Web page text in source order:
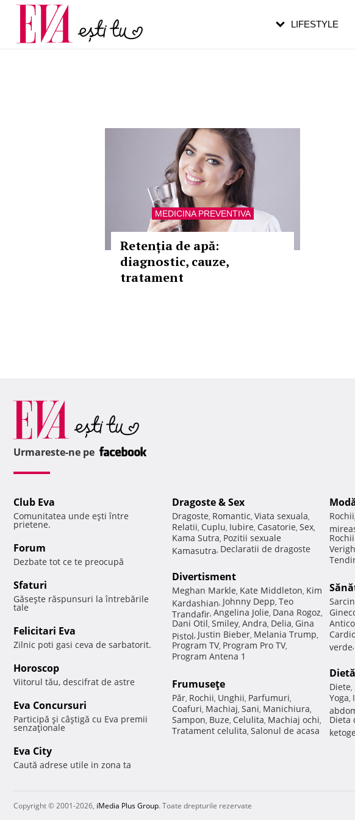
MEDICINA PREVENTIVA
Retenția de apă:
diagnostic, cauze,
tratament
LIFESTYLE
Carieră
Actualitate
pe măsură ce înaintezi în vârstă
Urmareste-ne pe
Club Eva
Comunitatea unde eşti între
prietene.
Forum
Dezbate tot ce te preocupă
Sfaturi
Găseşte răspunsuri la întrebările
tale
Felicitari Eva
Zilnic poti gasi ceva de sarbatorit.
Horoscop
Viitorul tău, descifrat de astre
Eva Concursuri
Participă şi câştigă cu Eva premii
senzaţionale
Eva City
Caută adrese utile in zona ta
Dragoste & Sex
Dragoste, Romantic, Viata sexuala,
Relatii, Cuplu, Iubire, Casatorie, Sex,
Kama Sutra, Pozitii sexuale
Kamasutra, Declaratii de dragoste
Divertisment
Meghan Markle, Kate Middleton, Kim
Kardashian, Johnny Depp, Teo
Trandafir, Angelina Jolie, Dana Rogoz,
Dani Otil, Smiley, Andra, Delia, Gina
Pistol, Justin Bieber, Melania Trump,
Program TV, Program Pro TV,
Program Antena 1
Frumuseţe
Păr, Rochii, Unghii, Parfumuri,
Coafuri, Machiaj, Sani, Manichiura,
Sampon, Buze, Celulita, Machiaj ochi,
Tratament celulita, Salonul de acasa
Rochii,
verde,
Diete,
Yoga,
Dieta
Copyright © 2001-2026, iMedia Plus Group. Toate drepturile rezervate